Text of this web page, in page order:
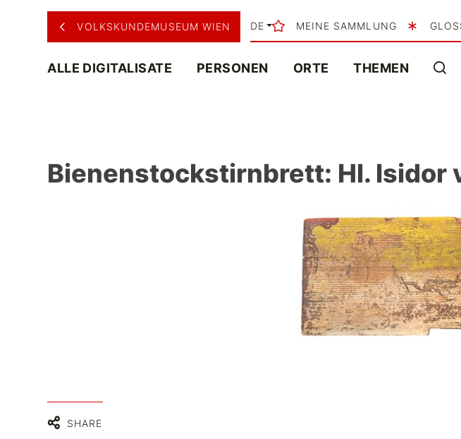
VOLKSKUNDEMUSEUM WIEN DE MEINE SAMMLUNG
ALLE DIGITALISATE PERSONEN ORTE THEMEN
Bienenstockstirnbrett: Hl. Isidor
SHARE